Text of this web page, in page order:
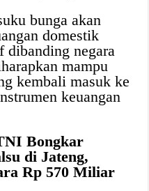
bunga akan
domestik
negara
mampu
kembali masuk ke
keuangan
Bongkar
di Jateng,
Rp 570 Miliar